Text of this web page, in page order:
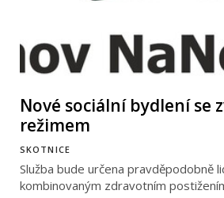
Nové sociální bydlení se
režimem
SKOTNICE
Služba bude určena pravděpodobně
kombinovaným zdravotním